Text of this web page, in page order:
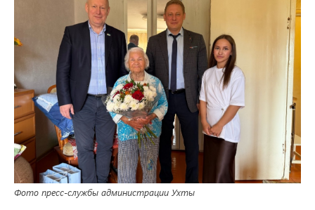
Фото пресс-службы администрации Ухты